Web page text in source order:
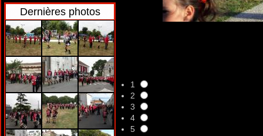
Dernières photos
1
2
3
4
5